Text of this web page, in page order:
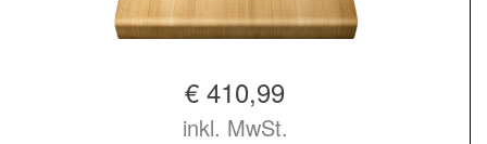
€ 410,99
inkl. MwSt.